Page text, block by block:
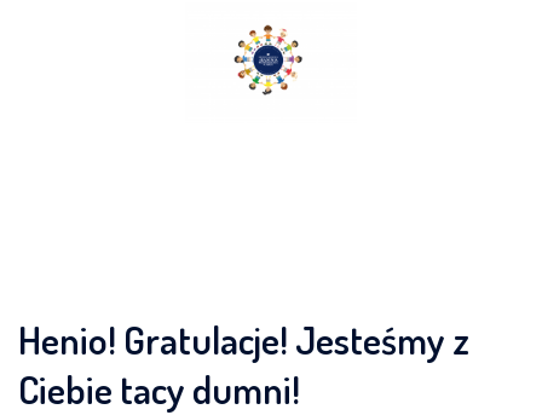
Henio! Gratulacje! Jesteśmy z
Ciebie tacy dumni!